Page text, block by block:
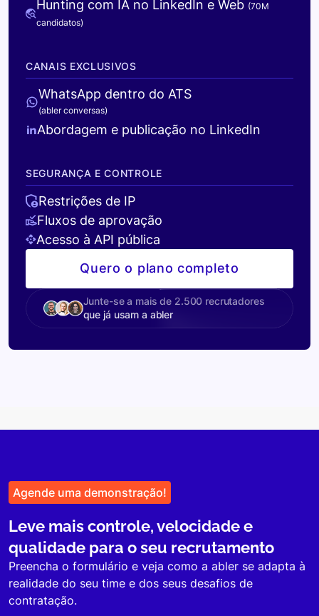
Hunting com IA no LinkedIn e Web (70M
candidatos)
CANAIS EXCLUSIVOS
WhatsApp dentro do ATS
(abler conversas)
Abordagem e publicação no LinkedIn
SEGURANÇA E CONTROLE
Restrições de IP
Fluxos de aprovação
Acesso à API pública
Quero o plano completo
Junte-se a mais de 2.500 recrutadores
que já usam a abler
Agende uma demonstração!
Leve mais controle, velocidade e
qualidade para o seu recrutamento
Preencha o formulário e veja como a abler se adapta à
realidade do seu time e dos seus desafios de
contratação.